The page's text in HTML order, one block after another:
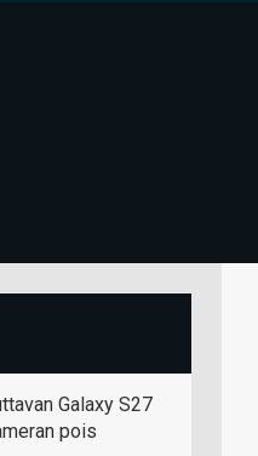
Galaxy S27
pois